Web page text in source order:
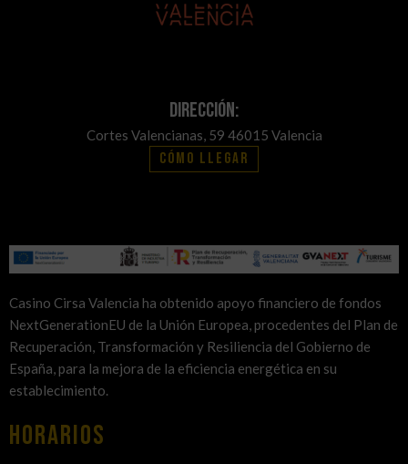
Dirección:
Cortes Valencianas, 59 46015 Valencia
Cómo llegar
Casino Cirsa Valencia ha obtenido apoyo financiero de fondos
NextGenerationEU de la Unión Europea, procedentes del Plan de
Recuperación, Transformación y Resiliencia del Gobierno de
España, para la mejora de la eficiencia energética en su
establecimiento.
HORARIOS